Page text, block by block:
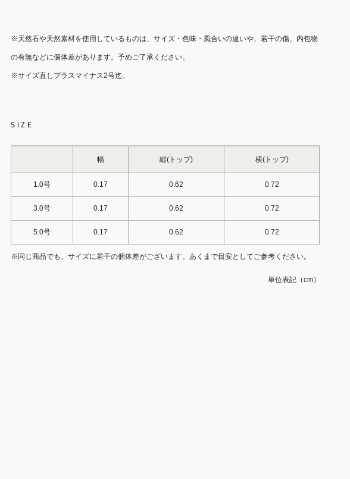
※天然石や天然素材を使用しているものは、サイズ・色味・風合いの違いや、若干の傷、内包物
の有無などに個体差があります。予めご了承ください。
※サイズ直しプラスマイナス2号迄。
SIZE
幅 縦(トップ) 横(トップ)
1.0号 0.17 0.62 0.72
3.0号 0.17 0.62 0.72
5.0号 0.17 0.62 0.72
※同じ商品でも、サイズに若干の個体差がございます。あくまで目安としてご参考ください。
単位表記（cm）